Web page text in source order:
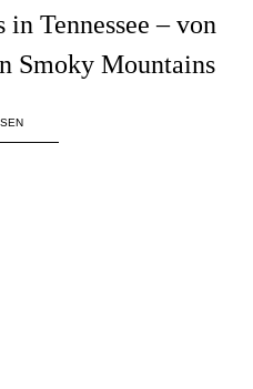
in Tennessee – von
Smoky Mountains